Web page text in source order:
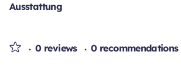
Ausstattung
0 reviews 0 recommendations